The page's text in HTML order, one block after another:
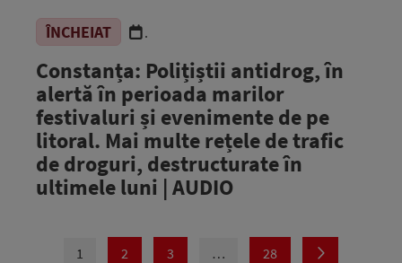
ÎNCHEIAT .
Constanța: Polițiștii antidrog, în
alertă în perioada marilor
festivaluri și evenimente de pe
litoral. Mai multe rețele de trafic
de droguri, destructurate în
ultimele luni | AUDIO
1 2 3 … 28